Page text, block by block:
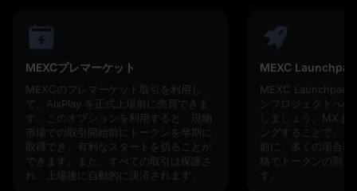
MEXCプレマーケット
MEXCのプレマーケット取引を利用し
て、AixPlay を正式上場前に売買できま
す。このオプションを利用すると、現物
市場での取引開始前にトークンを早期に
取得でき、有利なスタートを切ることが
できます。また、すべての取引は保護さ
れ、上場後に自動的に決済されます。
MEXC Launchpad
MEXC Launchpad
ンプロジェクトへ
しましょう。MXま
ングすることで、
前に、多くの場合
格でトークンの割り
す。